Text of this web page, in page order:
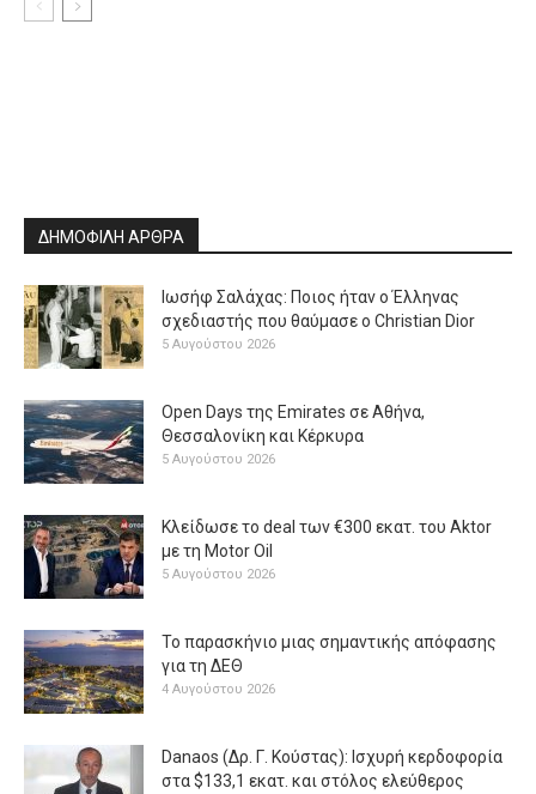
ΔΗΜΟΦΙΛΗ ΑΡΘΡΑ
Ιωσήφ Σαλάχας: Ποιος ήταν ο Έλληνας
σχεδιαστής που θαύμασε ο Christian Dior
5 Αυγούστου 2026
Open Days της Emirates σε Αθήνα,
Θεσσαλονίκη και Κέρκυρα
5 Αυγούστου 2026
Κλείδωσε το deal των €300 εκατ. του Aktor
με τη Μotor Oil
5 Αυγούστου 2026
Το παρασκήνιο μιας σημαντικής απόφασης
για τη ΔΕΘ
4 Αυγούστου 2026
Danaos (Δρ. Γ. Κούστας): Ισχυρή κερδοφορία
στα $133,1 εκατ. και στόλος ελεύθερος